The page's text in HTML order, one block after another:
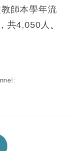
師本學年流
共4,050人。